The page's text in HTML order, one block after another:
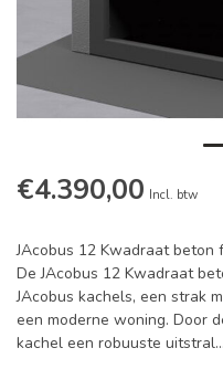
€4.390,00 Incl. btw
JAcobus 12 Kwadraat beton
De JAcobus 12 Kwadraat
JAcobus kachels, een strak
een moderne woning. Door
kachel een robuuste uitstral...